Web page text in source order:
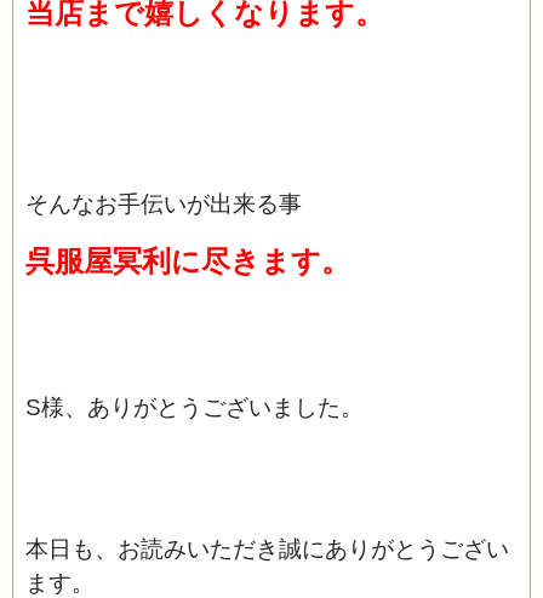
当店まで嬉しくなります。
そんなお手伝いが出来る事
呉服屋冥利に尽きます。
S様、ありがとうございました。
本日も、お読みいただき誠にありがとうござい
ます。